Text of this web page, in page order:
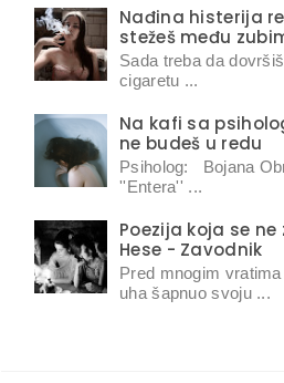
Nađina histerija
stežeš među
Sada treba da
cigaretu ...
Na kafi sa
ne budeš u redu
Psiholog: Bojana
''Entera'' ...
Poezija koja se
Hese - Zavodnik
Pred mnogim
uha šapnuo svoju ...